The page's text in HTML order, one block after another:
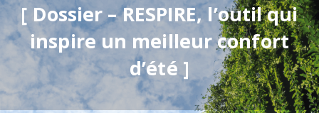
[ Dossier – RESPIRE, l’outil qui
inspire un meilleur confort
d’été ]